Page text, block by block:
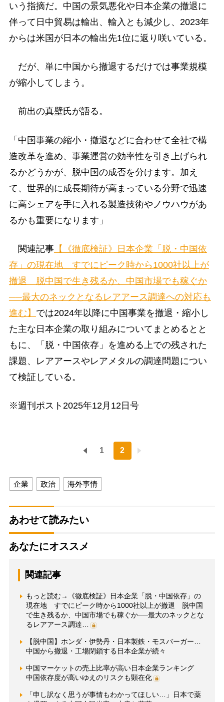
いう指摘だ。中国の景気悪化や日本企業の撤退に
伴って日中貿易は輸出、輸入とも減少し、2023年
からは米国が日本の輸出先1位に返り咲いている。
だが、単に中国から撤退するだけでは事業規模
が縮小してしまう。
前出の真壁氏が語る。
「中国事業の縮小・撤退などに合わせて全社で構
造改革を進め、事業運営の効率性を引き上げられ
るかどうかが、脱中国の成否を分けます。加え
て、世界的に成長期待が高まっている分野で迅速
に高シェアを手に入れる製造技術やノウハウがあ
るかも重要になります」
関連記事【《徹底検証》日本企業「脱・中国依
存」の現在地 すでにピーク時から1000社以上が
撤退 脱中国で生き残るか、中国市場でも稼ぐか
──最大のネックとなるレアアース調達への対応も
進む】 では2024年以降に中国事業を撤退・縮小し
た主な日本企業の取り組みについてまとめるとと
もに、「脱・中国依存」を進める上での残された
課題、レアアースやレアメタルの調達問題につい
て検証している。
※週刊ポスト2025年12月12日号
1 2
企業 政治 海外事情
あわせて読みたい
あなたにオススメ
関連記事
もっと読む→《徹底検証》日本企業「脱・中国依存」の
現在地 すでにピーク時から1000社以上が撤退 脱中国
で生き残るか、中国市場でも稼ぐか──最大のネックとな
るレアアース調達…
【脱中国】ホンダ・伊勢丹・日本製鉄・モスバーガー…
中国から撤退・工場閉鎖する日本企業が続々
中国マーケットの売上比率が高い日本企業ランキング
中国依存度が高いゆえのリスクも顕在化
「申し訳なく思うが事情もわかってほしい…」日本で薬